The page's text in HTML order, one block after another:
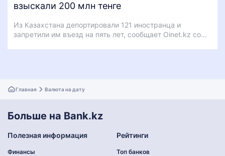
взыскали 200 млн тенге
Из Казахстана депортировали 121 иностранца и
запретили им въезд на пять лет, сообщает Oinet.kz со…
Главная Валюта на дату
Больше на Bank.kz
Полезная информация
Финансы
Рейтинги
Топ банков